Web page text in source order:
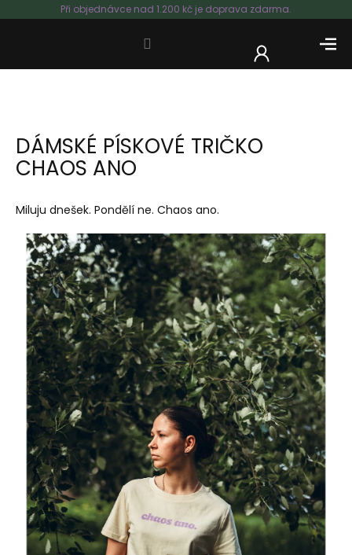
na
Při objednávce nad 1.200 kč je doprava zdarma.
DÁMSKÉ PÍSKOVÉ TRIČKO
CHAOS ANO
Miluju dnešek. Pondělí ne. Chaos ano.